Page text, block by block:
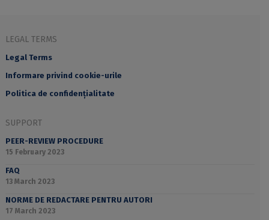
LEGAL TERMS
Legal Terms
Informare privind cookie-urile
Politica de confidențialitate
SUPPORT
PEER-REVIEW PROCEDURE
15 February 2023
FAQ
13 March 2023
NORME DE REDACTARE PENTRU AUTORI
17 March 2023